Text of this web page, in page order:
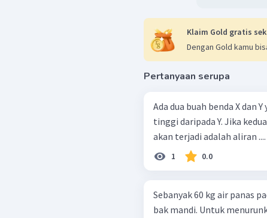
Klaim Gold gratis
Dengan Gold kamu
Pertanyaan serupa
Ada dua buah benda X dan
tinggi daripada Y. Jika
akan terjadi adalah aliran ....
1 0.0
Sebanyak 60 kg air panas
bak mandi. Untuk